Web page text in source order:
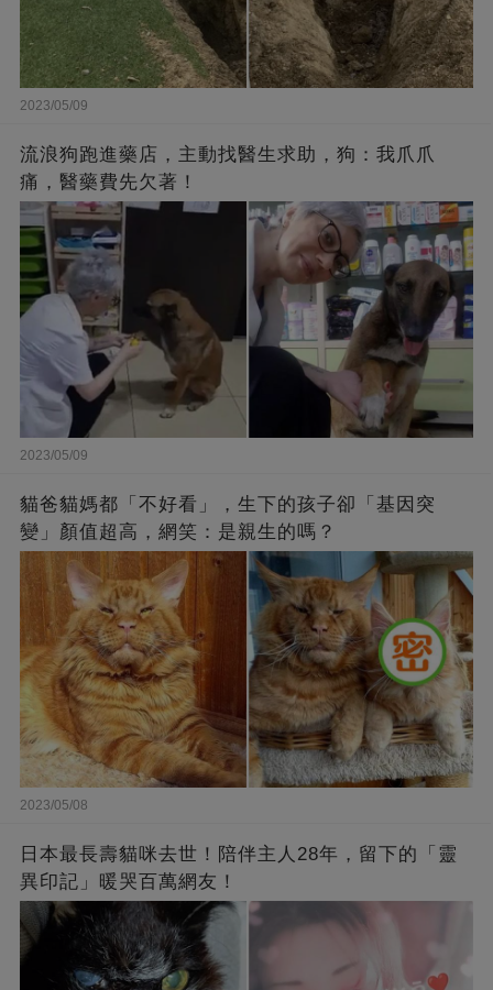
2023/05/09
流浪狗跑進藥店，主動找醫生求助，狗：我爪爪
痛，醫藥費先欠著！
2023/05/09
貓爸貓媽都「不好看」，生下的孩子卻「基因突
變」顏值超高，網笑：是親生的嗎？
2023/05/08
日本最長壽貓咪去世！陪伴主人28年，留下的「靈
異印記」暖哭百萬網友！